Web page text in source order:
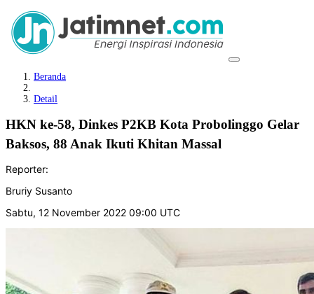
Beranda
Detail
HKN ke-58, Dinkes P2KB Kota Probolinggo Gelar
Baksos, 88 Anak Ikuti Khitan Massal
Reporter:
Bruriy Susanto
Sabtu, 12 November 2022 09:00 UTC